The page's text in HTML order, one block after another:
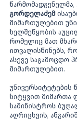
წარმომადგენელმა,
გორდელაძემ
მიმართულებით
ხელშეწყობის
რომელიც მათ
ითვალისწინებს,
ასევე საგამოცდო
მიმართულებით.
უნივერსიტეტების
სიტყვით მიმართა
სამინისტროს
აღრიცხვის,